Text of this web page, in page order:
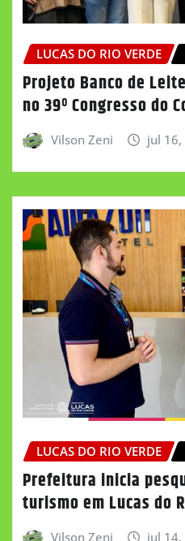
LUCAS DO RIO VERDE
Projeto Banco de
no 39º Congresso do
Vilson Zeni jul 16,
LUCAS DO RIO VERDE
Prefeitura inicia
turismo em Lucas do
Vilson Zeni jul 14,